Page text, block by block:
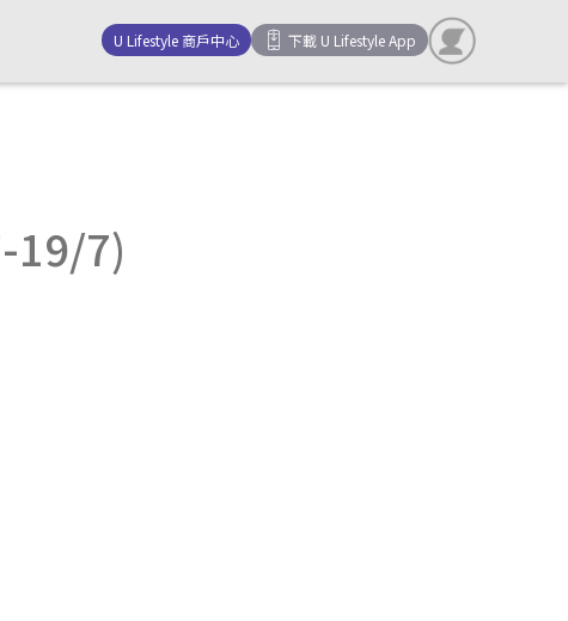
U Lifestyle 商戶中心 下載 U Lifestyle App
19/7)